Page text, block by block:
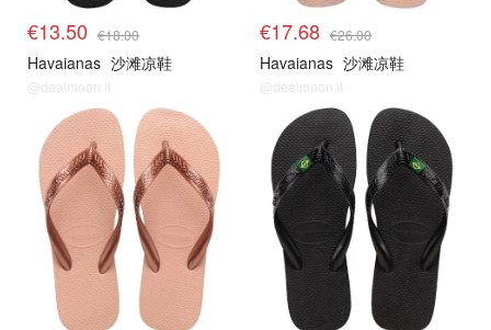
€13.50 €18.00
Havaianas 沙滩凉鞋
@dealmoon.it
€17.68 €26.00
Havaianas 沙滩凉鞋
@dealmoon.it